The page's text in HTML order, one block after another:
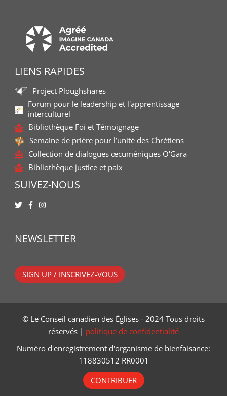
LIENS RAPIDES
Project Ploughshares
Forum pour le leadership et l'apprentissage
interculturel
Bibliothèque Foi et Témoignage
Semaine de prière pour l’unité des Chrétiens
Collection de dialogues œcuméniques O'Gara
Bibliothèque justice et paix
SUIVEZ-NOUS
NEWSLETTER
SIGN UP / INSCRIVEZ-VOUS
© Le Conseil canadien des Églises - 2024 Tous droits
réservés | politique de confidentialité
Numéro d'enregistrement d'organisme de bienfaisance:
118830512 RR0001
CONTRIBUER